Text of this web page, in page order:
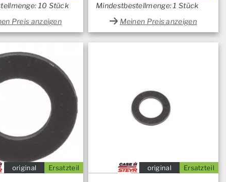
10 Stück
Preis anzeigen
Mindestbestellmenge: 1 Stück
Meinen Preis anzeigen
Ersatzteil
original Ersatzteil
original